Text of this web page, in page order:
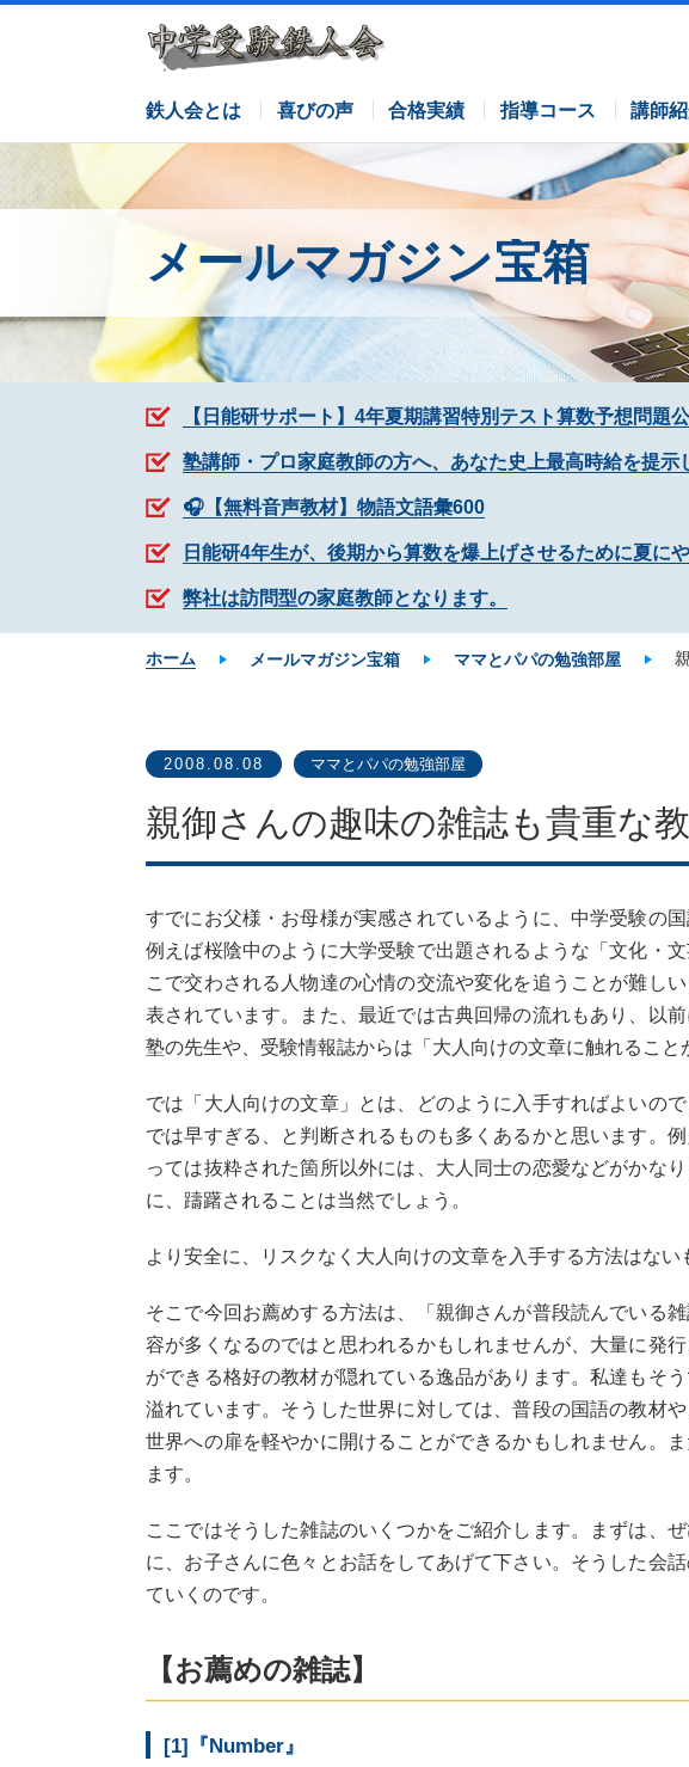
鉄人会とは 喜びの声 合格実績 指導コース
サピックスコース
栄光ゼミナールコース 各塾併用コース 講師
メールマガジン宝箱
【日能研サポート】4年夏期講習特別テスト算数予想問題
塾講師・プロ家庭教師の方へ、あなた史上最高時給を提示
🎧【無料音声教材】物語文語彙600
日能研4年生が、後期から算数を爆上げさせるために夏に
弊社は訪問型の家庭教師となります。
ホーム メールマガジン宝箱 ママとパパの勉強部屋
2008.08.08 ママとパパの勉強部屋
親御さんの趣味の雑誌も貴重な
すでにお父様・お母様が実感されているように、中学受験の
例えば桜陰中のように大学受験で出題されるような「文化・
こで交わされる人物達の心情の交流や変化を追うことが難し
表されています。また、最近では古典回帰の流れもあり、以
塾の先生や、受験情報誌からは「大人向けの文章に触れること
では「大人向けの文章」とは、どのように入手すればよいの
では早すぎる、と判断されるものも多くあるかと思います。
っては抜粋された箇所以外には、大人同士の恋愛などがかな
に、躊躇されることは当然でしょう。
より安全に、リスクなく大人向けの文章を入手する方法はない
そこで今回お薦めする方法は、「親御さんが普段読んでいる
容が多くなるのではと思われるかもしれませんが、大量に発
ができる格好の教材が隠れている逸品があります。私達もそ
溢れています。そうした世界に対しては、普段の国語の教材
世界への扉を軽やかに開けることができるかもしれません。
ます。
ここではそうした雑誌のいくつかをご紹介します。まずは、
に、お子さんに色々とお話をしてあげて下さい。そうした会
ていくのです。
【お薦めの雑誌】
[1]『Number』